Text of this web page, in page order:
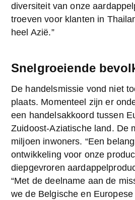
diversiteit van onze
troeven voor klanten in
heel Azië.”
Snelgroeiende
De handelsmissie vond niet
plaats. Momenteel zijn er
een handelsakkoord tussen
Zuidoost-Aziatische land. De
miljoen inwoners. “Een
ontwikkeling voor onze
diepgevroren
“Met de deelname aan de
we de Belgische en